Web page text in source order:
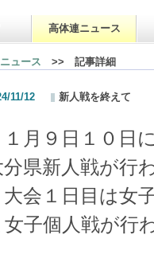
高体連ニュース
ュース >> 記事詳細
11/12 新人戦を終えて
１月９日１０日
分県新人戦が行
会１日目は女
女子個人戦が行